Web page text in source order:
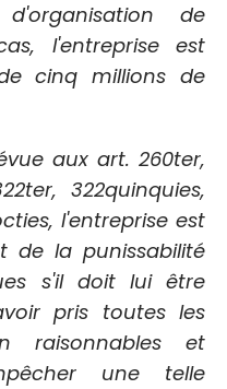
de
l'entreprise est
cinq millions de
aux art. 260ter,
322quinquies,
l'entreprise est
de la punissabilité
s'il doit lui être
pris toutes les
raisonnables et
une telle